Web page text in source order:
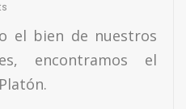
el bien de nuestros
encontramos el